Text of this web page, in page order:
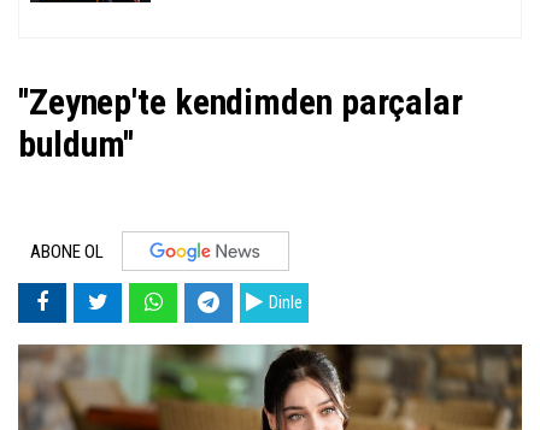
''Zeynep'te kendimden parçalar
buldum''
ABONE OL
Dinle